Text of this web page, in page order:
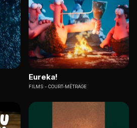
Eureka!
FILMS COURT-MÉTRAGE